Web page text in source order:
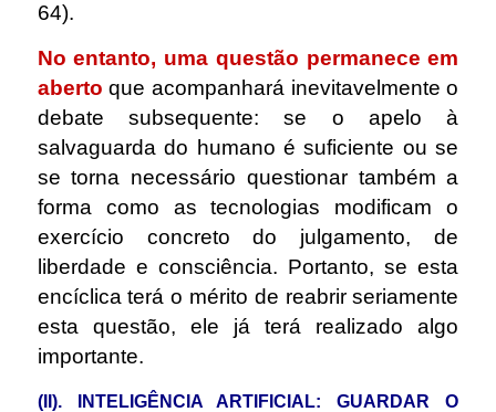
64).
No entanto, uma questão permanece em
aberto que acompanhará inevitavelmente o
debate subsequente: se o apelo à
salvaguarda do humano é suficiente ou se
se torna necessário questionar também a
forma como as tecnologias modificam o
exercício concreto do julgamento, de
liberdade e consciência. Portanto, se esta
encíclica terá o mérito de reabrir seriamente
esta questão, ele já terá realizado algo
importante.
(II). INTELIGÊNCIA ARTIFICIAL: GUARDAR O